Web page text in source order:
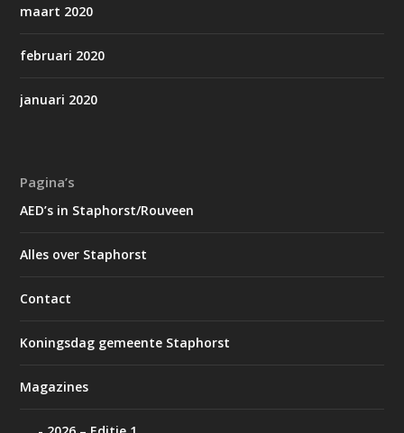
maart 2020
februari 2020
januari 2020
Pagina’s
AED’s in Staphorst/Rouveen
Alles over Staphorst
Contact
Koningsdag gemeente Staphorst
Magazines